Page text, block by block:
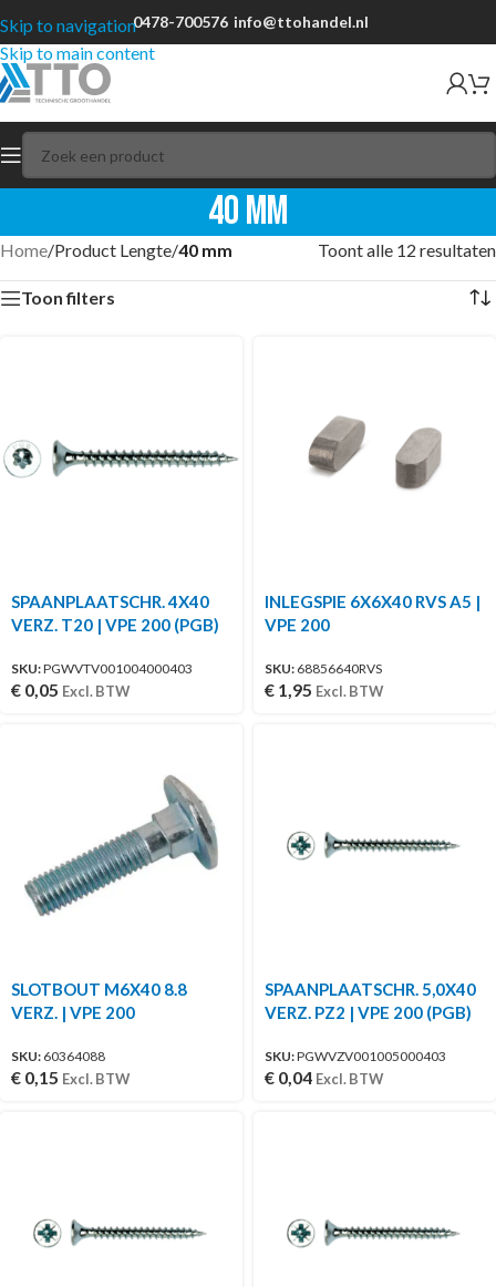
Skip to navigation
Skip to main content
0478-700576 info@ttohandel.nl
40 mm
Home/Product Lengte/40 mm Toont alle 12 resultaten
Toon filters
SPAANPLAATSCHR. 4X40
VERZ. T20 | VPE 200 (PGB)
SKU:PGWVTV001004000403
€ 0,05 Excl. BTW
INLEGSPIE 6X6X40 RVS A5 |
VPE 200
SKU: 68856640RVS
€ 1,95 Excl. BTW
SLOTBOUT M6X40 8.8
VERZ. | VPE 200
SKU: 60364088
€ 0,15 Excl. BTW
SPAANPLAATSCHR. 5,0X40
VERZ. PZ2 | VPE 200 (PGB)
SKU:PGWVZV001005000403
€ 0,04 Excl. BTW